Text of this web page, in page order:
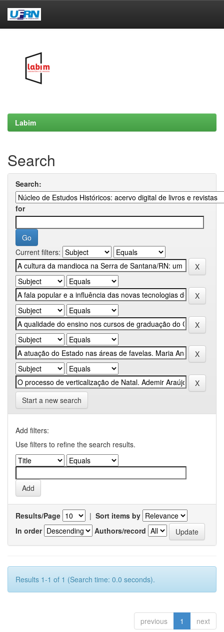
Labim
Search
Search:
for
Current filters:
Start a new search
Add filters:
Use filters to refine the search results.
Results/Page | Sort items by
In order
Authors/record
Results 1-1 of 1 (Search time: 0.0 seconds).
previous 1 next